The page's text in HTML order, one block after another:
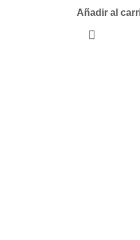
Añadir al